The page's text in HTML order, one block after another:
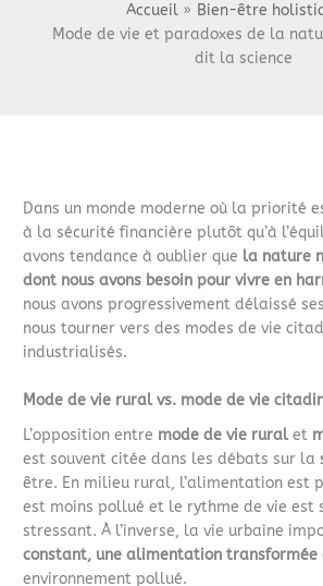
Accueil
Bien-être
Mode de vie et paradoxes de la
dit la science
Dans un monde moderne où la priorité
à la sécurité financière plutôt qu’à
avons tendance à oublier que la nature
dont nous avons besoin pour vivre en
nous avons progressivement délaissé
nous tourner vers des modes de vie
industrialisés.
Mode de vie rural vs. mode de vie
L’opposition entre mode de vie ruralet
est souvent citée dans les débats sur la
être. En milieu rural, l’alimentation est
est moins pollué et le rythme de vie est
stressant. À l’inverse, la vie urbaine
constant, une alimentation transformée
environnement pollué.